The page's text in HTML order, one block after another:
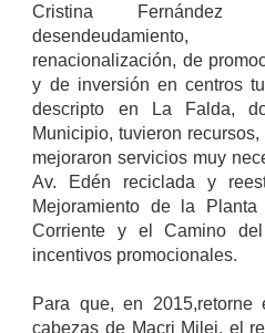
Cristina
desendeudamiento,
renacionalización, de
y de inversión en centros
descripto en La Falda,
Municipio, tuvieron
mejoraron servicios muy
Av. Edén reciclada y
Mejoramiento de la
Corriente y el Camino
incentivos promocionales.
Para que, en
cabezas de Macri Milei, el